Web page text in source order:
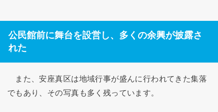
公民館前に舞台を設営し、多くの余興が披露さ
れた
また、安座真区は地域行事が盛んに行われてきた集落
でもあり、その写真も多く残っています。